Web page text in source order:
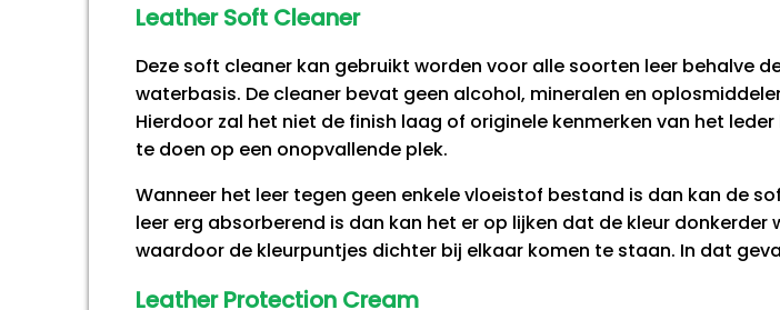
Leather Soft Cleaner
Deze soft cleaner kan gebruikt worden voor alle soorten leer behalve
waterbasis. De cleaner bevat geen alcohol, mineralen en
Hierdoor zal het niet de finish laag of originele kenmerken van het
te doen op een onopvallende plek.
Wanneer het leer tegen geen enkele vloeistof bestand is dan kan de
leer erg absorberend is dan kan het er op lijken dat de kleur
waardoor de kleurpuntjes dichter bij elkaar komen te staan. In dat
Leather Protection Cream